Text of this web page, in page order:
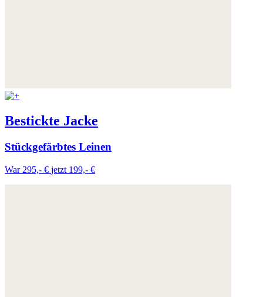
Bestickte Jacke
Stückgefärbtes Leinen
War 295,- € jetzt 199,- €